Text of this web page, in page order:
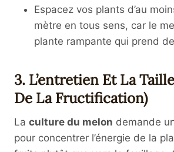
Espacez vos plants d’au
mètre en tous sens, car le
plante rampante qui prend
3. L’entretien Et La
De La Fructification)
La culture du melon demande
pour concentrer l’énergie de la